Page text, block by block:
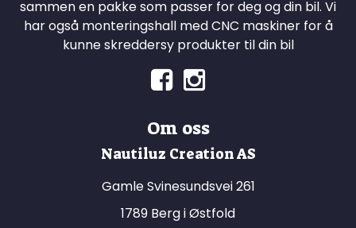
sammen en pakke som passer for deg og din bil. Vi
har også monteringshall med CNC maskiner for å
kunne skreddersy produkter til din bil
Om oss
Nautiluz Creation AS
Gamle Svinesundsvei 261
1789 Berg i Østfold